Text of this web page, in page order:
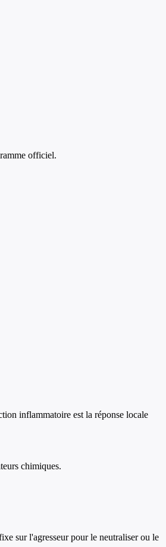
officiel.
inflammatoire est la réponse locale
chimiques.
sur l'agresseur pour le neutraliser ou le